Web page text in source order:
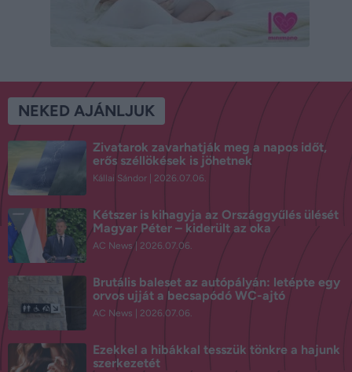
NEKED AJÁNLJUK
Zivatarok zavarhatják meg a napos időt,
erős széllökések is jöhetnek
Kállai Sándor 2026.07.06.
Kétszer is kihagyja az Országgyűlés ülését
Magyar Péter – kiderült az oka
AC News 2026.07.06.
Brutális baleset az autópályán: letépte egy
orvos ujját a becsapódó WC-ajtó
AC News 2026.07.06.
Ezekkel a hibákkal tesszük tönkre a hajunk
szerkezetét